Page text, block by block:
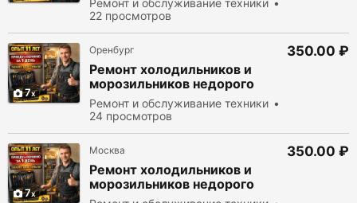
Ремонт и обслуживание техники
22 просмотров
7
Оренбург
Ремонт холодильников и
морозильников недорого
Ремонт и обслуживание техники
24 просмотров
350.00 ₽
7
Москва
Ремонт холодильников и
морозильников недорого
350.00 ₽